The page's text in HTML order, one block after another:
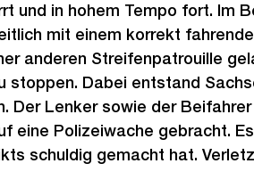
und in hohem Tempo fort. Im
mit einem korrekt
anderen Streifenpatrouille
stoppen. Dabei entstand
Der Lenker sowie der
eine Polizeiwache gebracht.
schuldig gemacht hat.